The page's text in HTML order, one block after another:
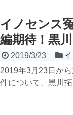
イノセンス
編期待！黒
2019/3/23
2019年3月23日か
件について、黒川